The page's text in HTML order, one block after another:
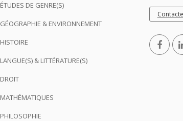
ÉTUDES DE GENRE(S)
GÉOGRAPHIE & ENVIRONNEMENT
HISTOIRE
LANGUE(S) & LITTÉRATURE(S)
DROIT
MATHÉMATIQUES
PHILOSOPHIE